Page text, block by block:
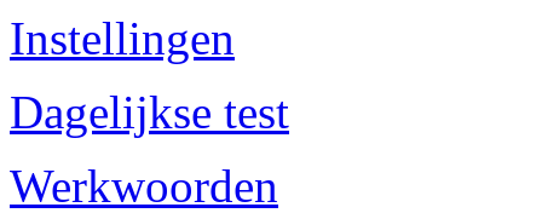
Instellingen
Dagelijkse test
Werkwoorden